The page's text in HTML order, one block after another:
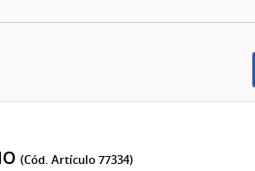
(Cód. Artículo 77334)